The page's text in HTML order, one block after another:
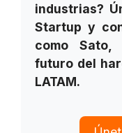
industrias?
Startup y
como Sato,
futuro del
LATAM.